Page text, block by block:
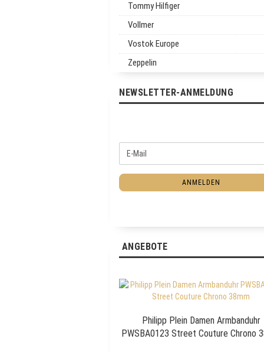
Tommy Hilfiger
Vollmer
Vostok Europe
Zeppelin
NEWSLETTER-ANMELDUNG
W
S
T
E
-
ANMELDEN
ANGEBOTE
Philipp Plein Damen Armbanduhr
PWSBA0123 Street Couture Chrono